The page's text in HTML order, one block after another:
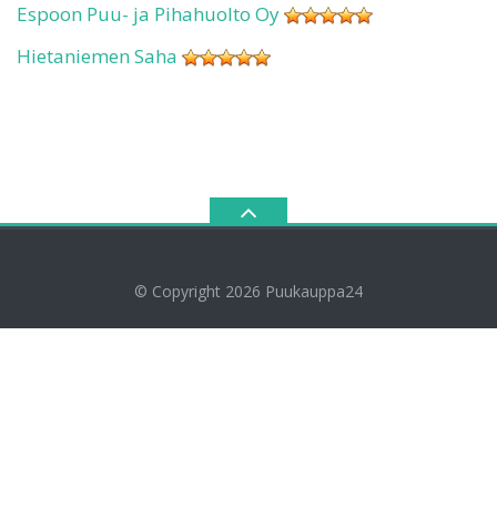
Espoon Puu- ja Pihahuolto Oy
Hietaniemen Saha
© Copyright 2026 Puukauppa24